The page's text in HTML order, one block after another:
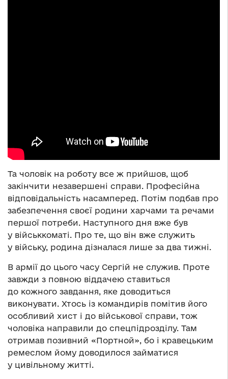
Та чоловік на роботу все ж прийшов, щоб
закінчити незавершені справи. Професійна
відповідальність насамперед. Потім подбав про
забезпечення своєї родини харчами та речами
першої потреби. Наступного дня вже був
у військкоматі. Про те, що він вже служить
у війську, родина дізналася лише за два тижні.
В армії до цього часу Сергій не служив. Проте
завжди з повною віддачею ставиться
до кожного завдання, яке доводиться
виконувати. Хтось із командирів помітив його
особливий хист і до військової справи, тож
чоловіка направили до спецпідрозділу. Там
отримав позивний «Портной», бо і кравецьким
ремеслом йому доводилося займатися
у цивільному житті.